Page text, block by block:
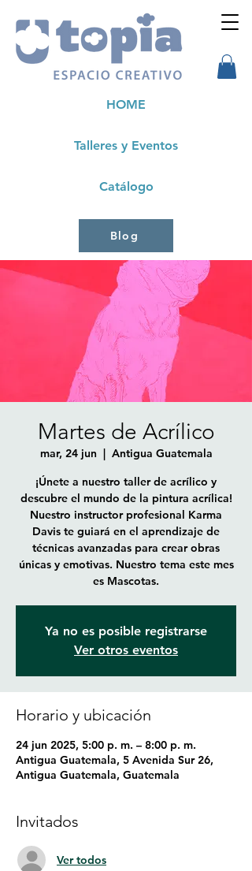
Talleres y Eventos
HOME
Catálogo
Blog
Martes de Acrílico
mar, 24 jun
  |
Antigua Guatemala
¡Únete a nuestro taller de acrílico y
descubre el mundo de la pintura acrílica!
Nuestro instructor profesional Karma
Davis te guiará en el aprendizaje de
técnicas avanzadas para crear obras
únicas y emotivas. Nuestro tema este mes
es Mascotas.
Ya no es posible registrarse
Ver otros eventos
Horario y ubicación
24 jun 2025, 5:00 p. m. – 8:00 p. m.
Antigua Guatemala, 5 Avenida Sur 26,
Antigua Guatemala, Guatemala
Invitados
Ver todos